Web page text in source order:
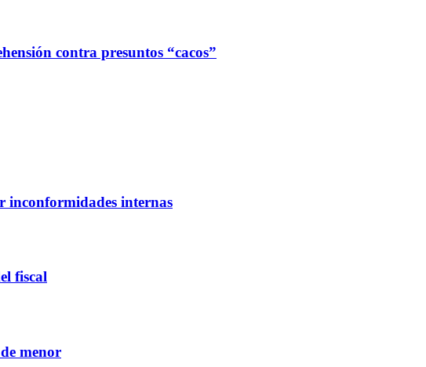
contra presuntos “cacos”
inconformidades internas
fiscal
menor